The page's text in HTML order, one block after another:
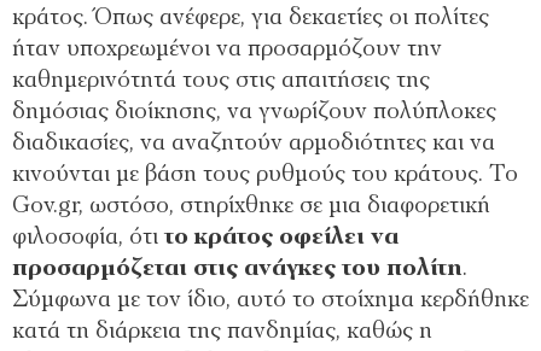
κράτος. Όπως ανέφερε, για δεκαετίες οι πολίτες
ήταν υποχρεωμένοι να προσαρμόζουν την
καθημερινότητά τους στις απαιτήσεις της
δημόσιας διοίκησης, να γνωρίζουν πολύπλοκες
διαδικασίες, να αναζητούν αρμοδιότητες και να
κινούνται με βάση τους ρυθμούς του κράτους. Το
Gov.gr, ωστόσο, στηρίχθηκε σε μια διαφορετική
φιλοσοφία, ότιτο κράτος οφείλει να
προσαρμόζεται στις ανάγκες του πολίτη.
Σύμφωνα με τον ίδιο, αυτό το στοίχημα κερδήθηκε
κατά τη διάρκεια της πανδημίας, καθώς η